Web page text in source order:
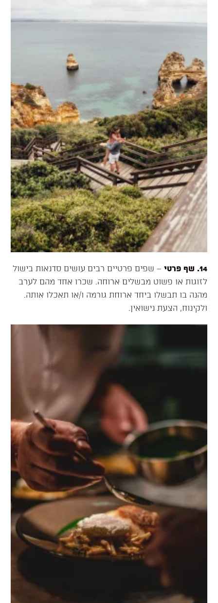
14. שף פרטי
– שפים פרטיים רבים עושים סדנאות בישול
לזוגות או פשוט מבשלים ארוחה. שכרו אחד מהם לערב
מהנה בו תבשלו ביחד ארוחת גורמה ו/או תאכלו אותה.
ולקינוח, הצעת נישואין.